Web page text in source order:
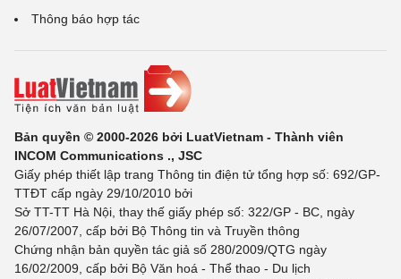
Thông báo hợp tác
Bản quyền © 2000-2026 bởi LuatVietnam - Thành viên
INCOM Communications ., JSC
Giấy phép thiết lập trang Thông tin điện tử tổng hợp số: 692/GP-
TTĐT cấp ngày 29/10/2010 bởi
Sở TT-TT Hà Nội, thay thế giấy phép số: 322/GP - BC, ngày
26/07/2007, cấp bởi Bộ Thông tin và Truyền thông
Chứng nhận bản quyền tác giả số 280/2009/QTG ngày
16/02/2009, cấp bởi Bộ Văn hoá - Thể thao - Du lịch